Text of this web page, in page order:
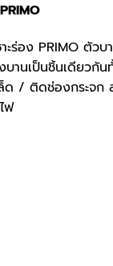
ะร่อง PRIMO ตัว
านเป็นชิ้นเดียวกัน
ด / ติดช่องกระจก
ฟ